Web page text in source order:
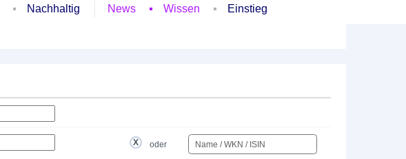
Nachhaltig News Wissen Einstieg
oder